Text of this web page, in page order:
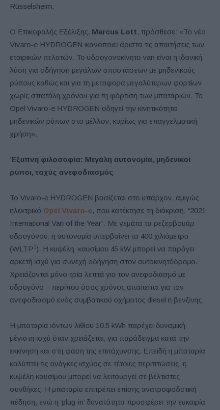
Rüsselsheim.
Ο Επικεφαλής Εξέλιξης, Marcus Lott, πρόσθεσε: «Το νέο
Vivaro-e HYDROGEN ικανοποιεί άριστα τις απαιτήσεις των
εταιρικών πελατών. Το υδρογονοκίνητο van είναι η ιδανική
λύση για οδήγηση μεγάλων αποστάσεων με μηδενικούς
ρύπους καθώς και για τη μεταφορά μεγαλύτερων φορτίων
χωρίς σπατάλη χρόνου για τη φόρτιση των μπαταριών. Το
Opel Vivaro-e HYDROGEN οδηγεί την κινητικότητα
μηδενικών ρύπων στο μέλλον, κυρίως για επαγγελματική
χρήση».
Έξυπνη φιλοσοφία: Μεγάλη αυτονομία, μηδενικοί
ρύποι, ταχύς ανεφοδιασμός
Το Vivaro-e HYDROGEN βασίζεται στο υπάρχον, αμιγώς
ηλεκτρικό Opel Vivaro-e, που κατέκτησε τη διάκριση, “2021
International Van of the Year”. Με γεμάτα τα ρεζερβουάρ
υδρογόνου, η αυτονομία υπερβαίνει τα 400 χιλιόμετρα
(WLTP1 ). Η κυψέλη καυσίμου 45 kW μπορεί να παράγει
αρκετή ισχύ για συνεχή οδήγηση στον αυτοκινητόδρομο.
Χρειάζονται μόνο τρία λεπτά για τον ανεφοδιασμό με
υδρογόνο – περίπου όσος χρόνος απαιτείται για τον
ανεφοδιασμό ενός συμβατικού οχήματος diesel ή βενζίνης.
Η μπαταρία ιόντων λιθίου 10.5 kWh παρέχει δυναμική
μέγιστη ισχύ όταν χρειάζεται, για παράδειγμα κατά την
εκκίνηση και στη φάση της επιτάχυνσης. Επειδή η μπαταρία
καλύπτει τις ανάγκες ισχύος σε τέτοιες περιπτώσεις, η
κυψέλη καυσίμου μπορεί να λειτουργεί σε βέλτιστες
συνθήκες. Η μπαταρία επιτρέπει επίσης ανατροφοδοτική
πέδηση, ενώ η ‘plug-in’ δυνατότητα προσφέρει την ευκαιρία